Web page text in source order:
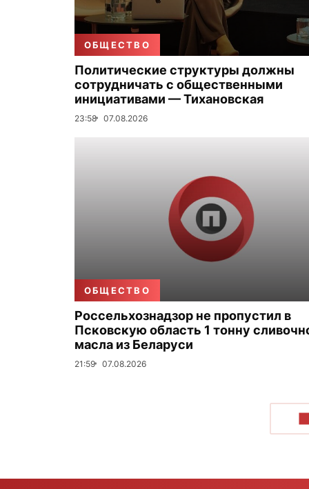
ОБЩЕСТВО
Политические структуры должны
сотрудничать с общественными
инициативами — Тихановская
23:58 07.08.2026
ОБЩЕСТВО
Россельхознадзор не пропустил в
Псковскую область 1 тонну
масла из Беларуси
21:59 07.08.2026